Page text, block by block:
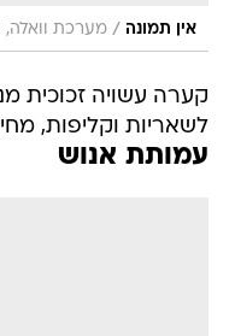
אין תמונה / מערכת וואלה,
קערה עשויה זכוכית
לשאריות וקליפות, מחיר: 399 שקלים,
עמותת אנוש